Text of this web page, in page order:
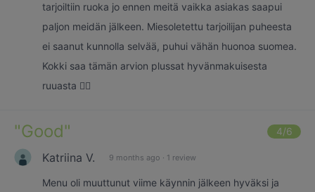
tarjoiltiin ruoka jo ennen meitä vaikka asiakas saapui
paljon meidän jälkeen. Miesoletettu tarjoilijan puheesta
ei saanut kunnolla selvää, puhui vähän huonoa suomea.
Kokki saa tämän arvion plussat hyvänmakuisesta
ruuasta 👍🏼
"Good" 4/6
Katriina V. 9 months ago · 1 review
Menu oli muuttunut viime käynnin jälkeen hyväksi ja